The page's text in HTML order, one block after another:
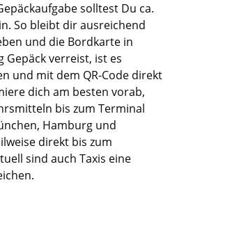
solltest Du ca.
So bleibt dir ausreichend
und die Bordkarte in
Gepäck verreist, ist es
und mit dem QR-Code direkt
dich am besten vorab,
bis zum Terminal
Hamburg und
direkt bis zum
sind auch Taxis eine